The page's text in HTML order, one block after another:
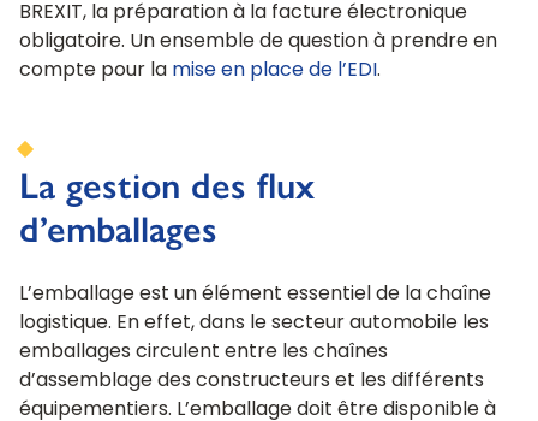
BREXIT, la préparation à la facture électronique
obligatoire. Un ensemble de question à prendre en
compte pour la mise en place de l’EDI .
La gestion des flux
d’emballages
L’emballage est un élément essentiel de la chaîne
logistique. En effet, dans le secteur automobile les
emballages circulent entre les chaînes
d’assemblage des constructeurs et les différents
équipementiers. L’emballage doit être disponible à